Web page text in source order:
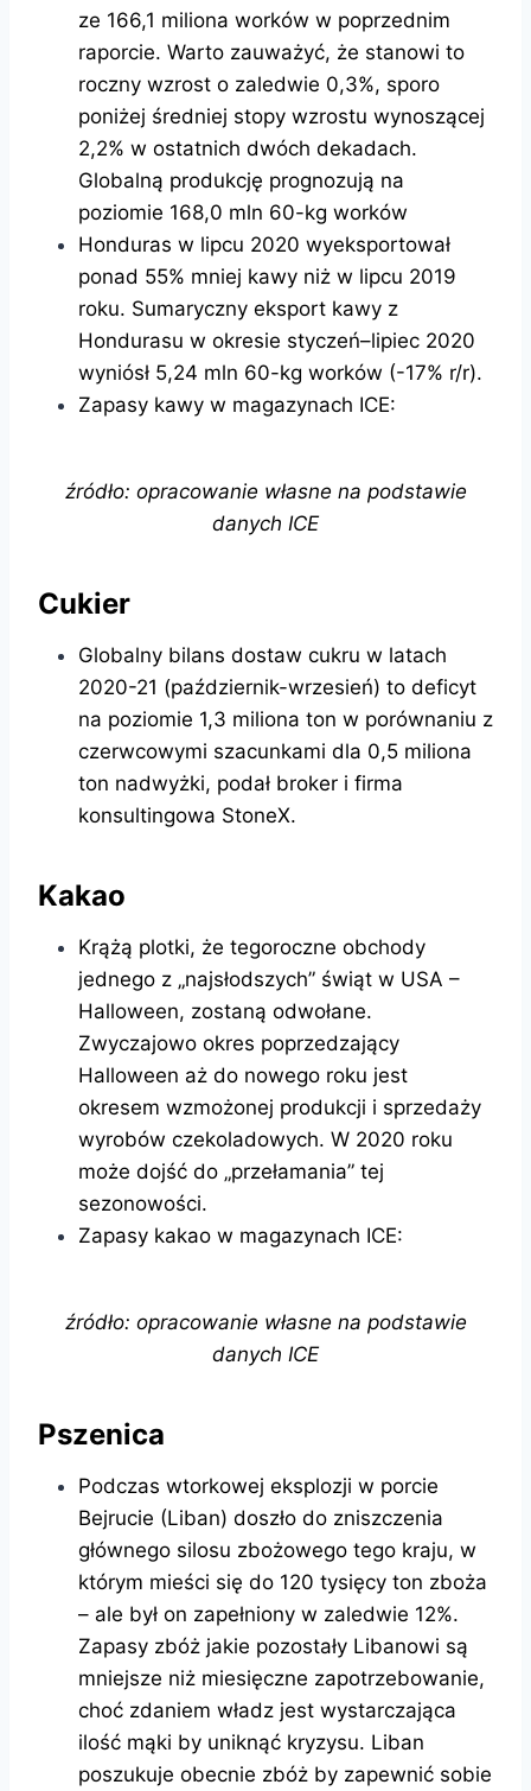
ze 166,1 miliona worków w poprzednim
raporcie. Warto zauważyć, że stanowi to
roczny wzrost o zaledwie 0,3%, sporo
poniżej średniej stopy wzrostu wynoszącej
2,2% w ostatnich dwóch dekadach.
Globalną produkcję prognozują na
poziomie 168,0 mln 60-kg worków
Honduras w lipcu 2020 wyeksportował
ponad 55% mniej kawy niż w lipcu 2019
roku. Sumaryczny eksport kawy z
Hondurasu w okresie styczeń–lipiec 2020
wyniósł 5,24 mln 60-kg worków (-17% r/r).
Zapasy kawy w magazynach ICE:
źródło: opracowanie własne na podstawie
danych ICE
Cukier
Globalny bilans dostaw cukru w ​​latach
2020-21 (październik-wrzesień) to deficyt
na poziomie 1,3 miliona ton w porównaniu z
czerwcowymi szacunkami dla 0,5 miliona
ton nadwyżki, podał broker i firma
konsultingowa StoneX.
Kakao
Krążą plotki, że tegoroczne obchody
jednego z „najsłodszych” świąt w USA –
Halloween, zostaną odwołane.
Zwyczajowo okres poprzedzający
Halloween aż do nowego roku jest
okresem wzmożonej produkcji i sprzedaży
wyrobów czekoladowych. W 2020 roku
może dojść do „przełamania” tej
sezonowości.
Zapasy kakao w magazynach ICE:
źródło: opracowanie własne na podstawie
danych ICE
Pszenica
Podczas wtorkowej eksplozji w porcie
Bejrucie (Liban) doszło do zniszczenia
głównego silosu zbożowego tego kraju, w
którym mieści się do 120 tysięcy ton zboża
– ale był on zapełniony w zaledwie 12%.
Zapasy zbóż jakie pozostały Libanowi są
mniejsze niż miesięczne zapotrzebowanie,
choć zdaniem władz jest wystarczająca
ilość mąki by uniknąć kryzysu. Liban
poszukuje obecnie zbóż by zapewnić sobie